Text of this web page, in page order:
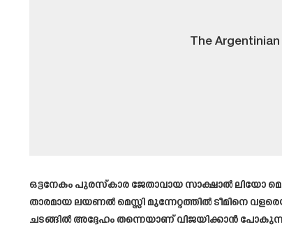
The
ഒട്ടനേകം പുരസ്കാര ജേതാവായ സാക്ഷാൽ ലിയോ
താരമായ ലയണൽ മെസ്സി മുന്നേറ്റത്തിൽ ടീമിനെ
ചടങ്ങിൽ അദ്ദേഹം തന്നെയാണ് വിജയിക്കാൻ